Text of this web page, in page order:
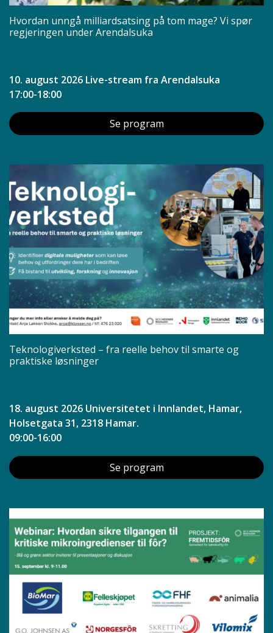
Hvordan unngå milliardsatsing på tom mage? Vi spør
regjeringen under Arendalsuka
10. august 2026 Live-stream fra Arendalsuka
17:00-18:00
Se program
Teknologiverksted – fra reelle behov til smarte og
praktiske løsninger
18. august 2026 Universitetet i Innlandet, Hamar,
Holsetgata 31, 2318 Hamar.
09:00-16:00
Se program